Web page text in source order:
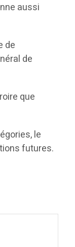
aussi
de
de
que
le
futures.